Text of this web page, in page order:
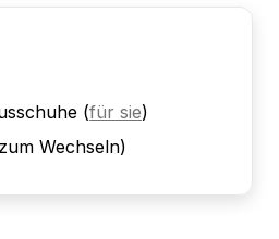
(für sie)
Wechseln)